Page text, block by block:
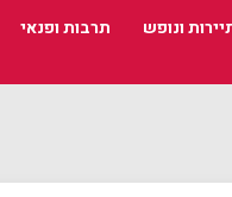
ונופש תרבות ופנאי